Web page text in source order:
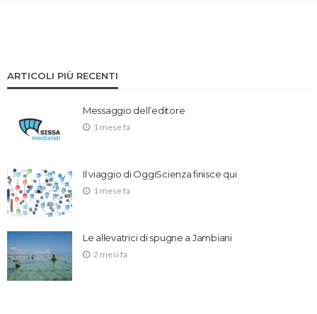
ARTICOLI PIÙ RECENTI
Messaggio dell’editore
1 mese fa
Il viaggio di OggiScienza finisce qui
1 mese fa
Le allevatrici di spugne a Jambiani
2 mesi fa